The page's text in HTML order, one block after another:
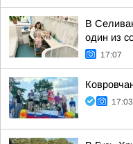
В
один из
17:07
17:03